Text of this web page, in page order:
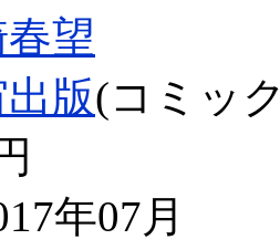
望
版(コミッ
年07月